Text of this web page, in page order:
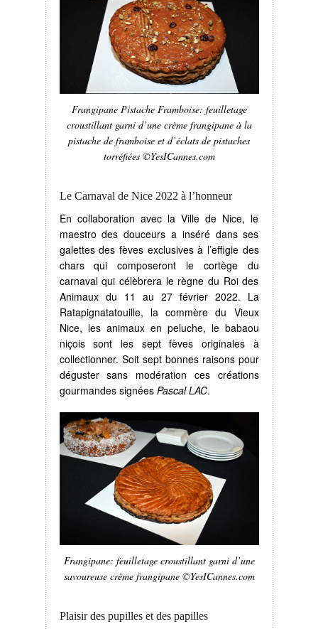
Frangipane Pistache Framboise: feuilletage
croustillant garni d’une crème frangipane à la
pistache de framboise et d’éclats de pistaches
torréfiées ©YesICannes.com
Le Carnaval de Nice 2022 à l’honneur
En collaboration avec la Ville de Nice, le
maestro des douceurs a inséré dans ses
galettes des fèves exclusives à l’effigie des
chars qui composeront le cortège du
carnaval qui célèbrera le règne du Roi des
Animaux du 11 au 27 février 2022. La
Ratapignatatouille, la commère du Vieux
Nice, les animaux en peluche, le babaou
niçois sont les sept fèves originales à
collectionner. Soit sept bonnes raisons pour
déguster sans modération ces créations
gourmandes signées Pascal LAC.
Frangipane: feuilletage croustillant garni d’une
savoureuse crème frangipane ©YesICannes.com
Plaisir des pupilles et des papilles